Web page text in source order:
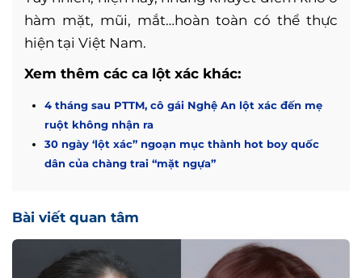
hàm mặt, mũi, mắt…hoàn toàn có thể thực
hiện tại Việt Nam.
Xem thêm các ca lột xác khác:
4 tháng sau PTTM, cô gái Nghệ An lột xác đến mẹ
ruột không nhận ra
30 ngày ‘lột xác” ngoạn mục thành hot boy quốc
dân của chàng trai “mặt ngựa”
Bài viết quan tâm